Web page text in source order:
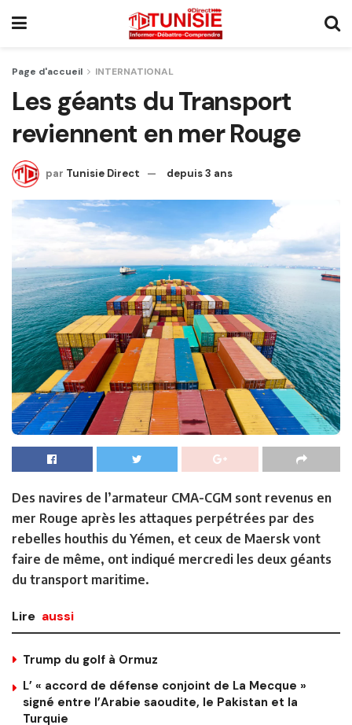
Page d'accueil INTERNATIONAL
Les géants du Transport
reviennent en mer Rouge
par Tunisie Direct depuis 3 ans
Des navires de l’armateur CMA-CGM sont revenus en
mer Rouge après les attaques perpétrées par des
rebelles houthis du Yémen, et ceux de Maersk vont
faire de même, ont indiqué mercredi les deux géants
du transport maritime.
Lire aussi
Trump du golf à Ormuz
L’ « accord de défense conjoint de La Mecque »
signé entre l’Arabie saoudite, le Pakistan et la
Turquie